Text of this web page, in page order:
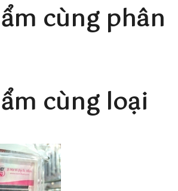
cùng phân
cùng loại